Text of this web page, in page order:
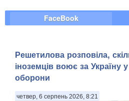
FaceBook
Решетилова розповіла,
іноземців воює за Україну
оборони
четвер, 6 серпень 2026, 8:21